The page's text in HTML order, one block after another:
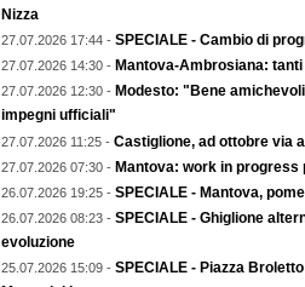
Nizza
27.07.2026 17:44 - SPECIALE - Cambio di
27.07.2026 14:30 - Mantova-Ambrosiana:
27.07.2026 12:30 - Modesto: "Bene
impegni ufficiali"
27.07.2026 11:25 - Castiglione, ad ottobre via
27.07.2026 07:30 - Mantova: work in progress
26.07.2026 19:25 - SPECIALE - Mantova,
26.07.2026 08:23 - SPECIALE - Ghiglione
evoluzione
25.07.2026 15:09 - SPECIALE - Piazza